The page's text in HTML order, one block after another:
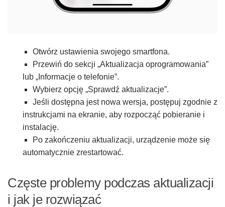
Otwórz ustawienia swojego smartfona.
Przewiń do sekcji „Aktualizacja oprogramowania”
lub „Informacje o telefonie”.
Wybierz opcję „Sprawdź aktualizacje”.
Jeśli dostępna jest nowa wersja, postępuj zgodnie z
instrukcjami na ekranie, aby rozpocząć pobieranie i
instalację.
Po zakończeniu aktualizacji, urządzenie może się
automatycznie zrestartować.
Częste problemy podczas aktualizacji
i jak je rozwiązać